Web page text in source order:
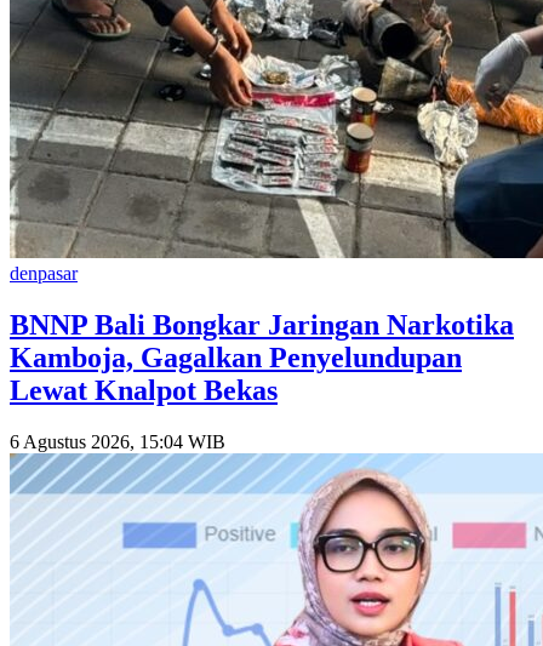
denpasar
BNNP Bali Bongkar Jaringan Narkotika
Kamboja, Gagalkan Penyelundupan
Lewat Knalpot Bekas
6 Agustus 2026, 15:04 WIB